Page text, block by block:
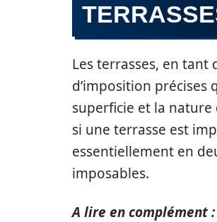
Les terrasses, en tant
d’imposition
superficie et la
si une terrasse est
essentiellement en
imposables.
A lire en complément :